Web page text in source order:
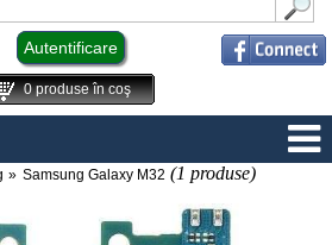
Autentificare
0produse în coş
Samsung Galaxy M32 (1 produse)